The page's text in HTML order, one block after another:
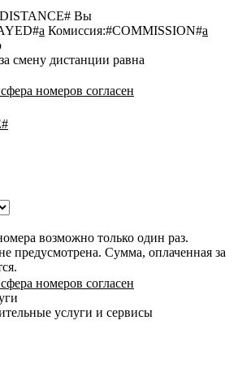
Вы
a Комиссия:#COMMISSION#a
смену дистанции равна
номеров согласен
возможно только один раз.
предусмотрена. Сумма, оплаченная за
номеров согласен
услуги и сервисы